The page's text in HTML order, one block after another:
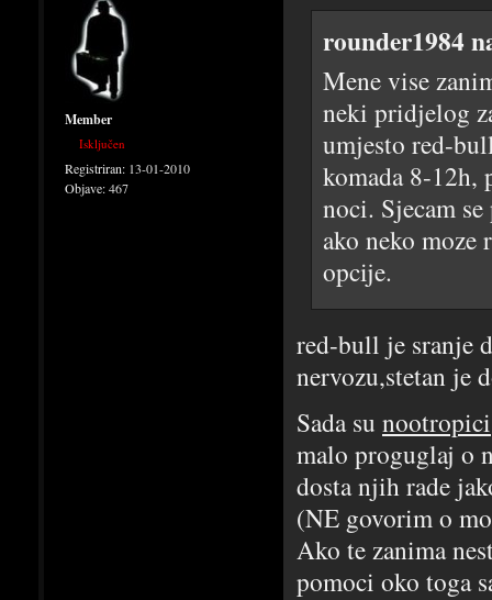
Member
Isključen
Registriran: 13-01-2010
Objave:467
rounder1984
Mene vise
neki pridjelog
umjesto red-
komada 8-12h,
noci. Sjecam
ako neko moze
opcije.
red-bull je sranje
nervozu,stetan je
Sada su nootropici
malo proguglaj o
dosta njih rade
(NE govorim o
Ako te zanima
pomoci oko toga